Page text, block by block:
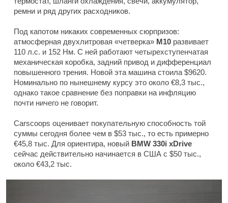
ремни и ряд других расходников.
Под капотом никаких современных сюрпризов:
атмосферная двухлитровая «четверка» M10 развивает
110 л.с. и 152 Нм. С ней работают четырехступенчатая
механическая коробка, задний привод и дифференциал
повышенного трения. Новой эта машина стоила $9620.
Номинально по нынешнему курсу это около €8,3 тыс.,
однако такое сравнение без поправки на инфляцию
почти ничего не говорит.
Carscoops оценивает покупательную способность той
суммы сегодня более чем в $53 тыс., то есть примерно
€45,8 тыс. Для ориентира, новый BMW 330i xDrive
сейчас действительно начинается в США с $50 тыс.,
около €43,2 тыс.